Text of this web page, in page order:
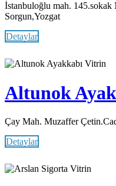
İstanbuloğlu mah.
Sorgun,Yozgat
Detaylar
Vitrin
Altunok
Çay Mah. Muzaffer
Detaylar
Vitrin